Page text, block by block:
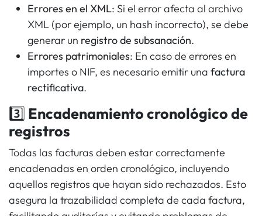
Errores en el XML: Si el error afecta al archivo
XML (por ejemplo, un hash incorrecto), se debe
generar un registro de subsanación.
Errores patrimoniales: En caso de errores en
importes o NIF, es necesario emitir una factura
rectificativa.
3️⃣ Encadenamiento cronológico de
registros
Todas las facturas deben estar correctamente
encadenadas en orden cronológico, incluyendo
aquellos registros que hayan sido rechazados. Esto
asegura la trazabilidad completa de cada factura,